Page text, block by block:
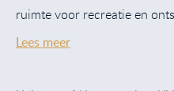
ruimte voor recreatie en
Lees meer